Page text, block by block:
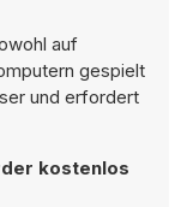
auf
gespielt
und erfordert
kostenlos